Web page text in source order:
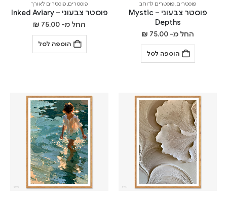
פוסטרים,פוסטרים לרוחב
פוסטר צבעוני – Mystic
Depths
החל מ- ₪ 75.00
הוספה לסל
פוסטרים,פוסטרים לאורך
פוסטר צבעוני – Inked Aviary
החל מ- ₪ 75.00
הוספה לסל